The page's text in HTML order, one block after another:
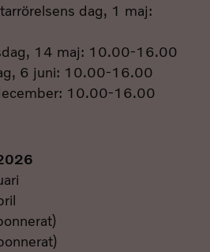
dag, 1 maj:
14 maj: 10.00-16.00
6 juni: 10.00-16.00
10.00-16.00